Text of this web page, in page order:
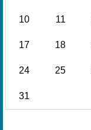
10 11
17 18
24 25
31